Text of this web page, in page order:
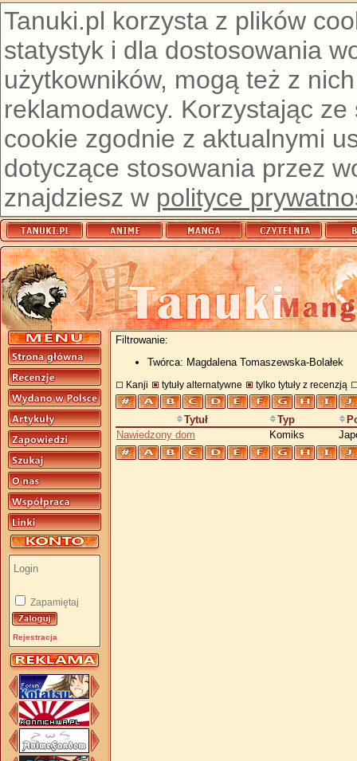
Tanuki.pl korzysta z plików
statystyk i dla dostosowania
użytkowników, mogą też z
reklamodawcy. Korzystając
cookie zgodnie z aktualnymi
dotyczące stosowania przez
znajdziesz w polityce
Zapamiętaj
Rejestracja
Filtrowanie:
Twórca: Magdalena Tomaszewska-Bolałek
Kanji tytuły alternatywne tylko tytuły z recenzją
Tytuł Typ
Nawiedzony dom
Komiks